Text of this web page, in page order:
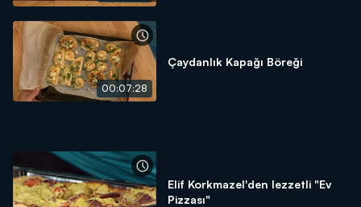
00:07:28
Çaydanlık Kapağı Böreği
Elif Korkmazel'den lezzetli "Ev
Pizzası"